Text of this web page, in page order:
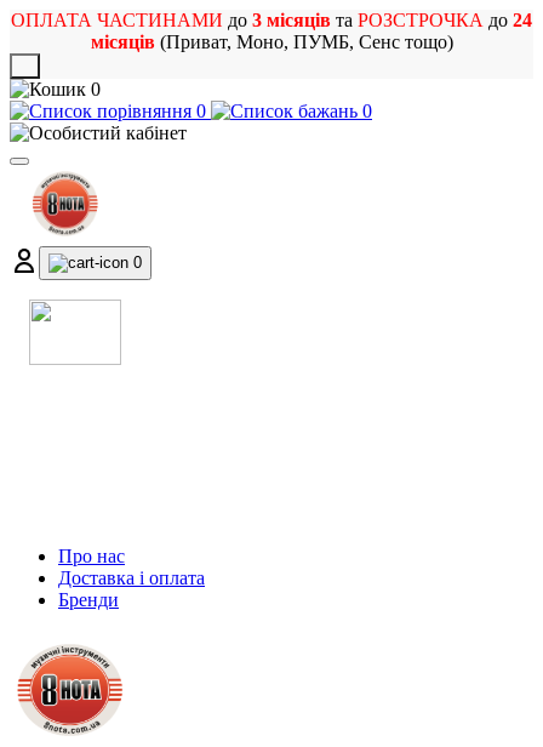
ОПЛАТА ЧАСТИНАМИ до 3 місяців та РОЗСТРОЧКА до 24
місяців(Приват, Моно, ПУМБ, Сенс тощо)
0
0
0
0
Про нас
Доставка і оплата
Бренди